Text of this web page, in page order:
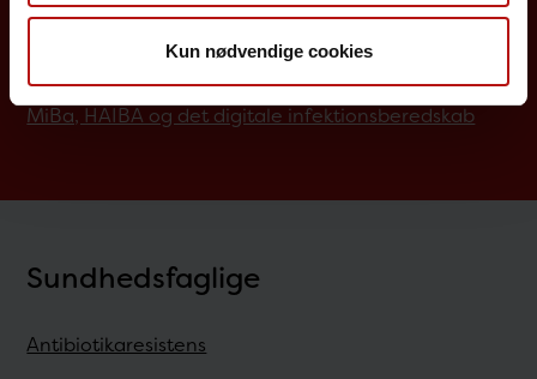
Kun nødvendige cookies
Screening for medfødte sygdomme
MiBa, HAIBA og det digitale infektionsberedskab
Sundhedsfaglige
Antibiotikaresistens